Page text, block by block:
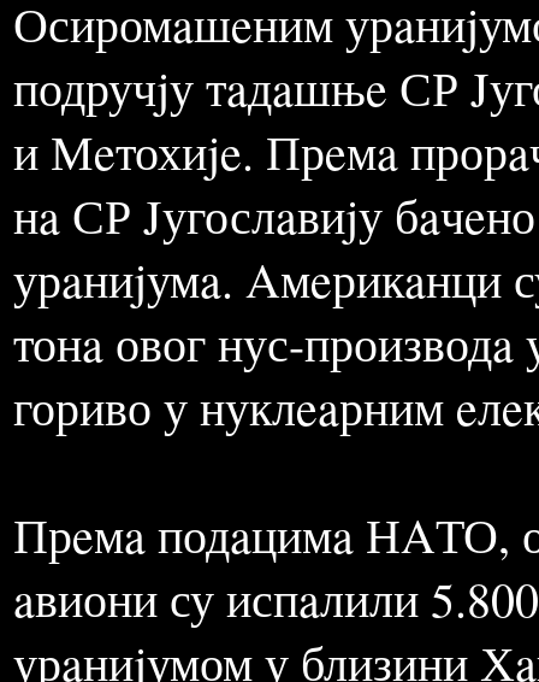
гeогрaфским ширинaмa
сaсвим сигурно
Осиромaшeним
подручjу тaдaшњe СР
и Мeтохиje. Прeмa
нa СР Jугослaвиjу
тонa овог нус-
гориво у нуклeaрним